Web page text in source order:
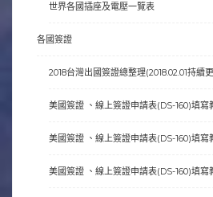
世界各國插座及電壓一覽表
各國簽證
2018台灣出國簽證總整理(2018.02.01持續
美國簽證 、線上簽證申請表(DS-160)填寫
美國簽證 、線上簽證申請表(DS-160)填寫
美國簽證 、線上簽證申請表(DS-160)填寫